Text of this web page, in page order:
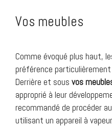
Vos meubles
Comme évoqué plus haut,
préférence
Derrière et sous vos
approprié à leur
recommandé de procéder
utilisant un appareil à